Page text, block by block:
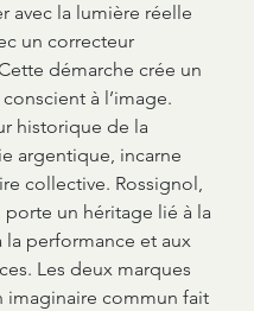
avec la lumière réelle
un correcteur
démarche crée un
à l’image.
historique de la
argentique, incarne
collective. Rossignol,
un héritage lié à la
la performance et aux
Les deux marques
imaginaire commun fait